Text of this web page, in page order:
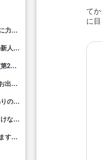
無自覚聖女は今日も無意識に力を垂れ流す
世界最強の後衛 ～迷宮国の新人探索者～
鎧真伝サムライトルーパー(第2クール)
骸骨騎士様、只今異世界へお出掛け中Ⅱ
クレバテスⅡ-魔獣の王と偽りの勇者伝承-
才女のお世話 高嶺の花だらけな名門校で、学院一のお嬢様(生活能力皆無)を陰ながらお世話することになりました
ふつつかな悪女ではございますが～雛宮蝶鼠とりかえ伝～
て
に